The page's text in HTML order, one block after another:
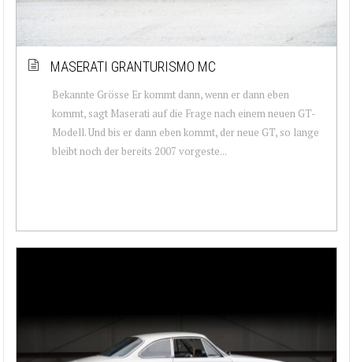
MASERATI GRANTURISMO MC
Bekannte Grösse Er kommt dann, wenn er dann eben
kommt, sagt Maserati auf die Frage nach einem neuen GT-
Modell. Und bis er dann eben kommt, der neue GT, so lange
bleibt noch der bereits 2007 vorgeste...